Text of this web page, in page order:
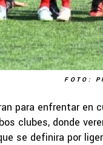
FOTO:
para enfrentar en
clubes, donde
se definira por